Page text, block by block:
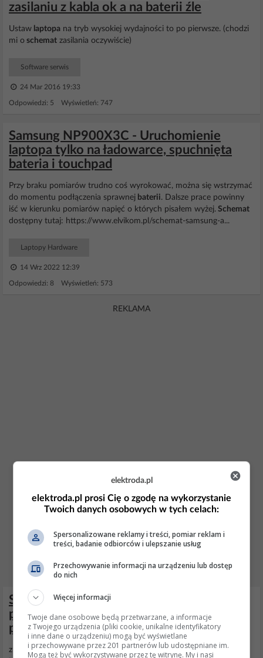
zasilaniu z kabla ok a na baterii źle
Ustaw laptopa na tryb wysokiej wydajności to po pierwsze. (chodzi
mi o schemat zasilania oczywiście)
Software serwis
24 Mar 2016 19:33
Odpowiedzi: 5 Wyświetleń: 747
Samsung NP900X3C - Uruchomienie
laptopa tylko na ładowarce, spuchnięta
bateria i touchpad
Przy braku pomiarów trudno coś wyrokować, można się wstrzymać
do momentu podłączenia sprawnej baterii. Dalsze prace powinny
iść w kierunku pomiarów napięć o których pisałem wyżej. Schemat
dostępny tutaj: https://www.elvikom.pl/schemat-samsung-a...
Laptopy Hardware
14 Wrz 2022 12:39
Odpowiedzi: 8 Wyświetleń: 573
REKLAMA
Samsung R710 – laptop nie zwiększa
poziomu naładowania baterii mimo
podłączenia zasilacza
znalazłemschematale go nie rozumiem...
elektroda.pl
elektroda.pl prosi Cię o zgodę na wykorzystanie
Twoich danych osobowych w tych celach:
Spersonalizowane reklamy i treści, pomiar reklam i
treści, badanie odbiorców i ulepszanie usług
Przechowywanie informacji na urządzeniu lub dostęp
do nich
Więcej informacji
Twoje dane osobowe będą przetwarzane, a informacje
z Twojego urządzenia (pliki cookie, unikalne identyfikatory
i inne dane o urządzeniu) mogą być wyświetlane
i przechowywane przez 201 partnerów lub udostępniane im.
Mogą też być wykorzystywane przez tę witrynę. My i nasi